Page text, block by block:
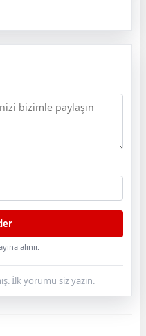
alınır.
İlk yorumu siz yazın.